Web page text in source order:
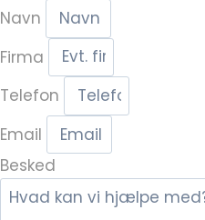
Navn
Firma
Telefon
Email
Besked